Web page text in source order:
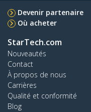
Devenir partenaire
Où acheter
StarTech.com
Nouveautés
Contact
À propos de nous
Carrières
Qualité et conformité
Blog